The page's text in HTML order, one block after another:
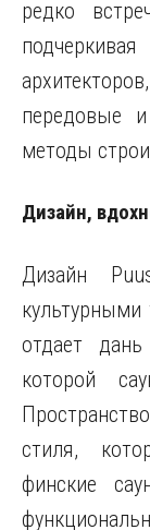
редко
передовые
методы
Дизайн,
Дизайн
отдает
которой
стиля,
финские